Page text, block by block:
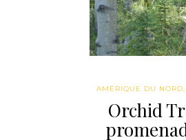
AMÉRIQUE DU NORD,
Orchid